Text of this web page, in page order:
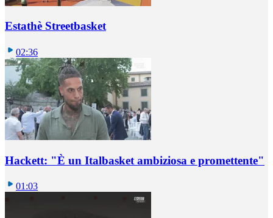
Estathè Streetbasket
02:36
Hackett: "È un Italbasket ambiziosa e promettente"
01:03